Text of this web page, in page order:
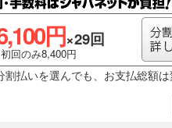
円×29回
回のみ8,400円
割払いを選んでも、お支払総額は